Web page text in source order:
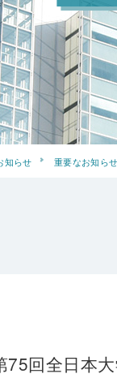
知らせ 重要なお知らせ
75回全日